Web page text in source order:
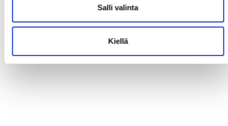
Salli valinta
Kiellä